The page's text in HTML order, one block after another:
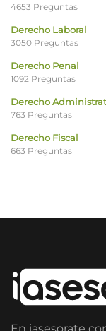
4653 Preguntas
Derecho Laboral
3050 Preguntas
Derecho Penal
1092 Preguntas
Derecho
763 Preguntas
Derecho Fiscal
663 Preguntas
En iasesorate